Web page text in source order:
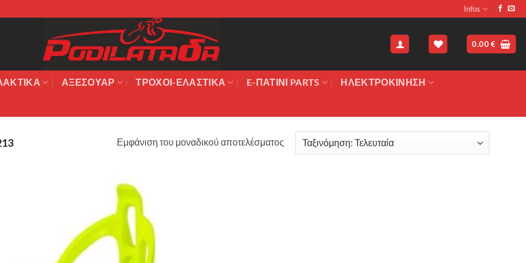
Infos
0.00€
ΑΞΕΣΟΥΆΡ ΤΡΟΧΟΙ-ΕΛΑΣΤΙΚΑ E-ΠΑΤΙΝΙ PARTS ΗΛΕΚΤΡΟΚΙΝΗΣΗ
Εμφάνιση του μοναδικού αποτελέσματος